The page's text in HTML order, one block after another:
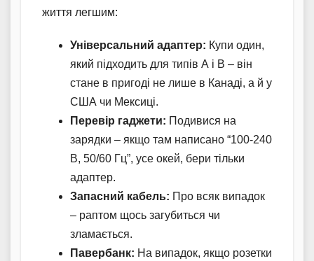
життя легшим:
Універсальний адаптер: Купи один,
який підходить для типів А і В – він
стане в пригоді не лише в Канаді, а й у
США чи Мексиці.
Перевір гаджети: Подивися на
зарядки – якщо там написано “100-240
В, 50/60 Гц”, усе окей, бери тільки
адаптер.
Запасний кабель: Про всяк випадок
– раптом щось загубиться чи
зламається.
Павербанк: На випадок, якщо розетки